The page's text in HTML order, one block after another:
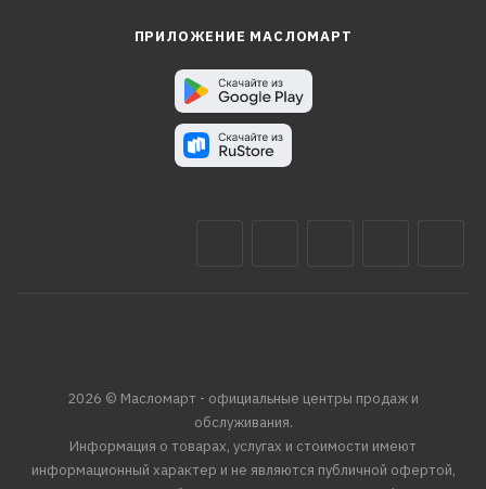
ПРИЛОЖЕНИЕ МАСЛОМАРТ
2026 © Масломарт - официальные центры продаж и
обслуживания.
Информация о товарах, услугах и стоимости имеют
информационный характер и не являются публичной офертой,